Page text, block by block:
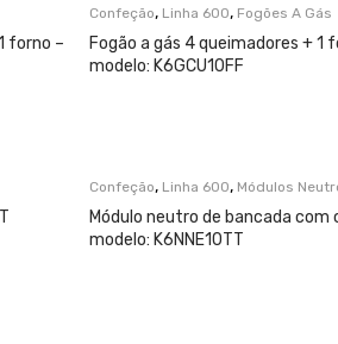
forno –
Confeção, Linha 600, Fogões A Gás
Fogão a gás 4 queimadores + 1
modelo: K6GCU10FF
Confeção, Linha 600, Módulos
Módulo neutro de bancada com
modelo: K6NNE10TT